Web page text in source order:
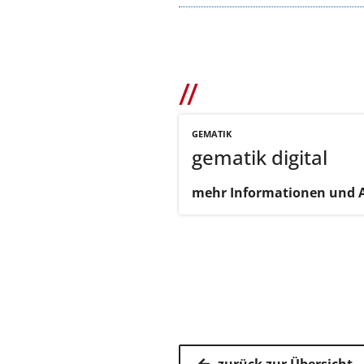
GEMATIK
gematik digital
mehr Informationen und